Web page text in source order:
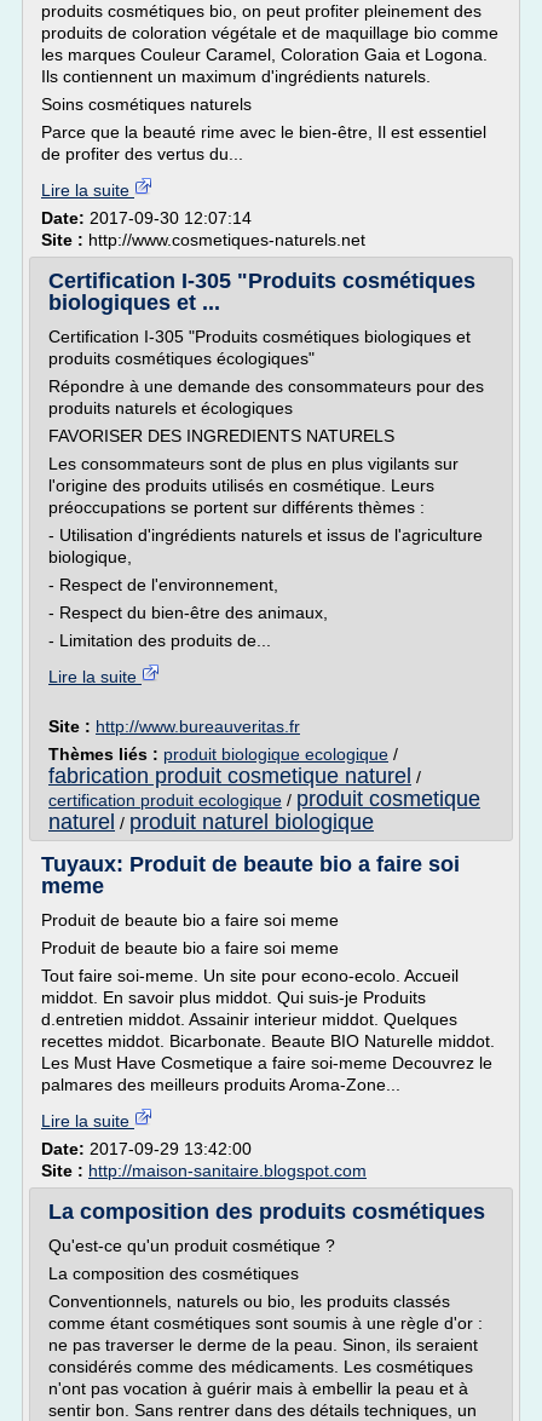
produits cosmétiques bio, on peut profiter pleinement des
produits de coloration végétale et de maquillage bio comme
les marques Couleur Caramel, Coloration Gaia et Logona.
Ils contiennent un maximum d'ingrédients naturels.
Soins cosmétiques naturels
Parce que la beauté rime avec le bien-être, Il est essentiel
de profiter des vertus du...
Lire la suite
Date: 2017-09-30 12:07:14
Site : http://www.cosmetiques-naturels.net
Certification I-305 "Produits cosmétiques
biologiques et ...
Certification I-305 "Produits cosmétiques biologiques et
produits cosmétiques écologiques"
Répondre à une demande des consommateurs pour des
produits naturels et écologiques
FAVORISER DES INGREDIENTS NATURELS
Les consommateurs sont de plus en plus vigilants sur
l'origine des produits utilisés en cosmétique. Leurs
préoccupations se portent sur différents thèmes :
- Utilisation d'ingrédients naturels et issus de l'agriculture
biologique,
- Respect de l'environnement,
- Respect du bien-être des animaux,
- Limitation des produits de...
Lire la suite
Site : http://www.bureauveritas.fr
Thèmes liés : produit biologique ecologique /
fabrication produit cosmetique naturel /
certification produit ecologique / produit cosmetique
naturel / produit naturel biologique
Tuyaux: Produit de beaute bio a faire soi
meme
Produit de beaute bio a faire soi meme
Produit de beaute bio a faire soi meme
Tout faire soi-meme. Un site pour econo-ecolo. Accueil
middot. En savoir plus middot. Qui suis-je Produits
d.entretien middot. Assainir interieur middot. Quelques
recettes middot. Bicarbonate. Beaute BIO Naturelle middot.
Les Must Have Cosmetique a faire soi-meme Decouvrez le
palmares des meilleurs produits Aroma-Zone...
Lire la suite
Date: 2017-09-29 13:42:00
Site : http://maison-sanitaire.blogspot.com
La composition des produits cosmétiques
Qu'est-ce qu'un produit cosmétique ?
La composition des cosmétiques
Conventionnels, naturels ou bio, les produits classés
comme étant cosmétiques sont soumis à une règle d'or :
ne pas traverser le derme de la peau. Sinon, ils seraient
considérés comme des médicaments. Les cosmétiques
n'ont pas vocation à guérir mais à embellir la peau et à
sentir bon. Sans rentrer dans des détails techniques, un